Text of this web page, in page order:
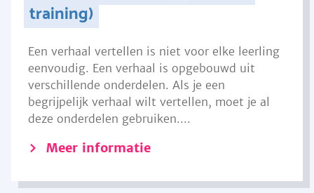
training)
Een verhaal vertellen is niet voor elke leerling
eenvoudig. Een verhaal is opgebouwd uit
verschillende onderdelen. Als je een
begrijpelijk verhaal wilt vertellen, moet je al
deze onderdelen gebruiken....
Meer informatie